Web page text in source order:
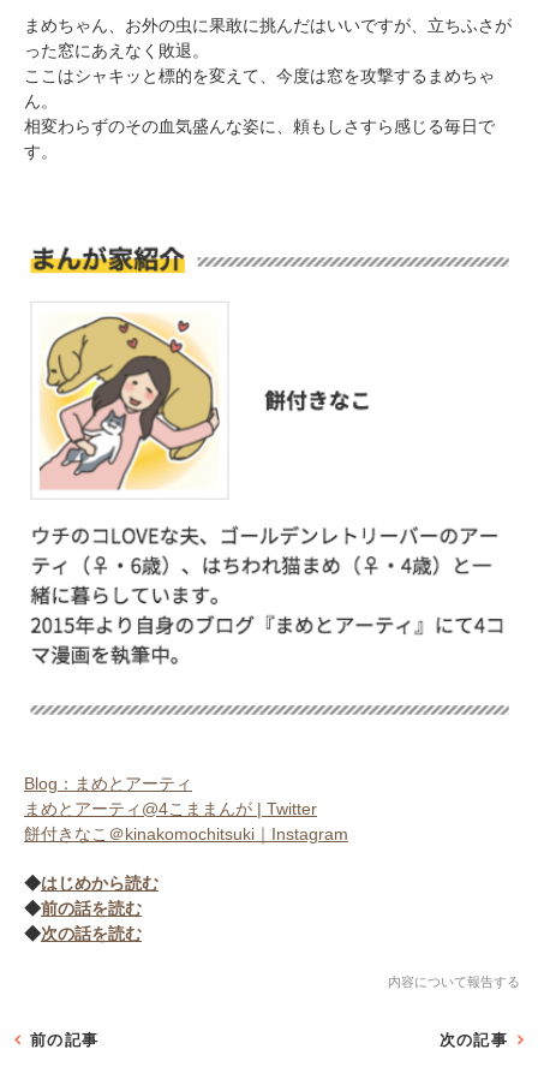
まめちゃん、お外の虫に果敢に挑んだはいいですが、立ちふさが
った窓にあえなく敗退。
ここはシャキッと標的を変えて、今度は窓を攻撃するまめちゃ
ん。
相変わらずのその血気盛んな姿に、頼もしさすら感じる毎日で
す。
Blog：まめとアーティ
まめとアーティ@4こままんが | Twitter
餅付きなこ＠kinakomochitsuki｜Instagram
◆はじめから読む
◆前の話を読む
◆次の話を読む
内容について報告する
前の記事 次の記事
pecodogs
いぬ部をフォロー
pecocats
PECOアプリをダウンロード済みの方
アプリをダウンロードする